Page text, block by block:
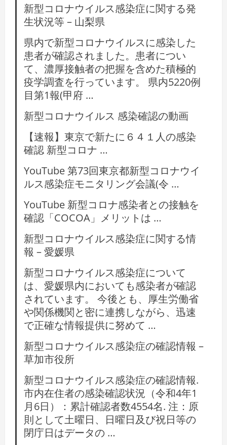
新型コロナウイルス感染症に関する発
生状況等 – 山梨県
県内で新型コロナウイルスに感染した
患者が確認されました。患者につい
て、濃厚接触者の把握を含めた積極的
疫学調査を行っています。 県内5220例
目第1報(甲府 …
新型コロナウイルス 感染確認の動画
【速報】東京で新たに６４１人の感染
確認 新型コロナ …
YouTube 第73回東京都新型コロナウイ
ルス感染症モニタリング会議(令 …
YouTube 新型コロナ感染者との接触を
確認「COCOA」メリットは …
新型コロナウイルス感染症に関する情
報 – 愛媛県
新型コロナウイルス感染症について
は、愛媛県内においても感染者が確認
されています。 今後とも、厚生労働省
や関係機関と密に連携しながら、迅速
で正確な情報提供に努めて …
新型コロナウイルス感染症の確認情報 –
草加市役所
新型コロナウイルス感染症の確認情報.
市内在住者の感染確認状況（令和4年1
月6日）：累計確認者数4554名. 注：原
則として土曜日、日曜日及び祝日等の
閉庁日はデータの …